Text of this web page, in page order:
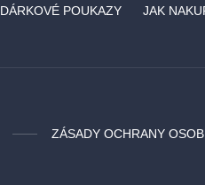
DÁRKOVÉ POUKAZY JAK
ZÁSADY OCHRANY